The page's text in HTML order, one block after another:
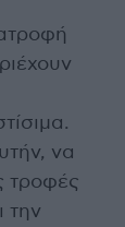
να
τροφές
την